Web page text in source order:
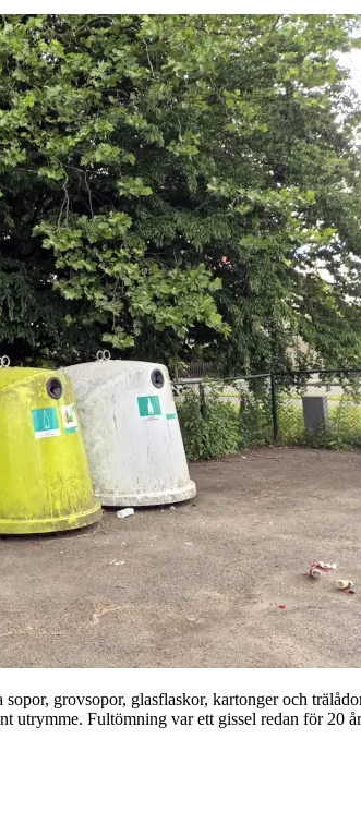
grovsopor, glasflaskor, kartonger och
utrymme. Fultömning var ett gissel redan för 20